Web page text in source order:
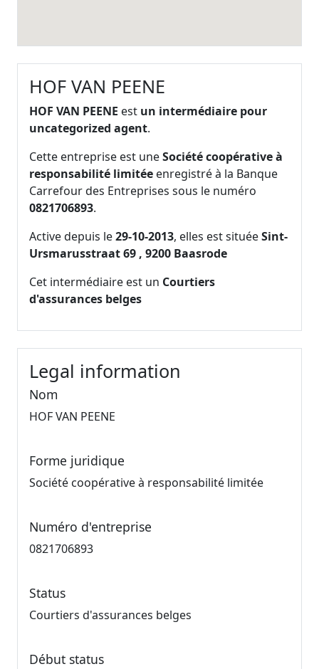
HOF VAN PEENE
HOF VAN PEENE est un intermédiaire pour
uncategorized agent.
Cette entreprise est uneSociété coopérative à
responsabilité limitée enregistré à la Banque
Carrefour des Entreprises sous le numéro
0821706893.
Active depuis le29-10-2013, elles est situéeSint-
Ursmarusstraat 69 , 9200 Baasrode
Cet intermédiaire est un Courtiers
d'assurances belges
Legal information
Nom
HOF VAN PEENE
Forme juridique
Société coopérative à responsabilité limitée
Numéro d'entreprise
0821706893
Status
Courtiers d'assurances belges
Début status